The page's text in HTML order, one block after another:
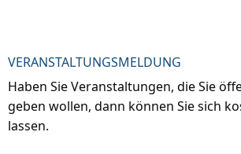
VERANSTALTUNGSMELDUNG
Haben Sie Veranstaltungen, die Sie
geben wollen, dann können Sie sich
lassen.